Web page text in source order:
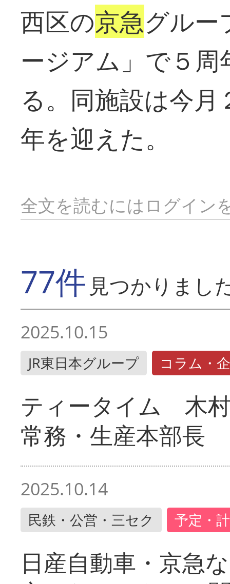
西区の京急グルー
ージアム」で５
る。同施設は今
年を迎えた。
全文を読むにはログイン
77件 見つかりまし
2025.10.15
JR東日本グループ コラム・
ティータイム 木
常務・生産本部長
2025.10.14
民鉄・公営・三セク 予定・
日産自動車・京急